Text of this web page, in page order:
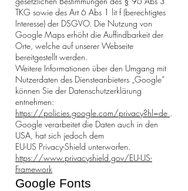
TKG sowie des Art 6 Abs 1 lit f (berechtigtes
Interesse) der DSGVO. Die Nutzung von
Google Maps erhöht die Auffindbarkeit der
Orte, welche auf unserer Webseite
bereitgestellt werden.
Weitere Informationen über den Umgang mit
Nutzerdaten des Diensteanbieters „Google“
können Sie der Datenschutzerklärung
entnehmen:
https://policies.google.com/privacy?hl=de .
Google verarbeitet die Daten auch in den
USA, hat sich jedoch dem
EU-US Privacy-Shield unterworfen.
https://www.privacyshield.gov/EU-US-
Framework
Google Fonts